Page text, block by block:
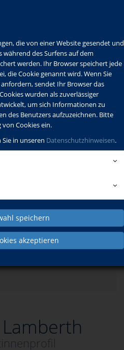
die von einer Website gesendet und
des Surfens auf dem
werden. Ihr Browser speichert jede
die Cookie genannt wird. Wenn Sie
sendet Ihr Browser das
wurden als zuverlässiger
um sich Informationen zu
des Benutzers aufzuzeichnen. Bitte
von Cookies ein.
in unseren Datenschutzhinweisen.
speichern
akzeptieren
Schulabschlüsse
Service